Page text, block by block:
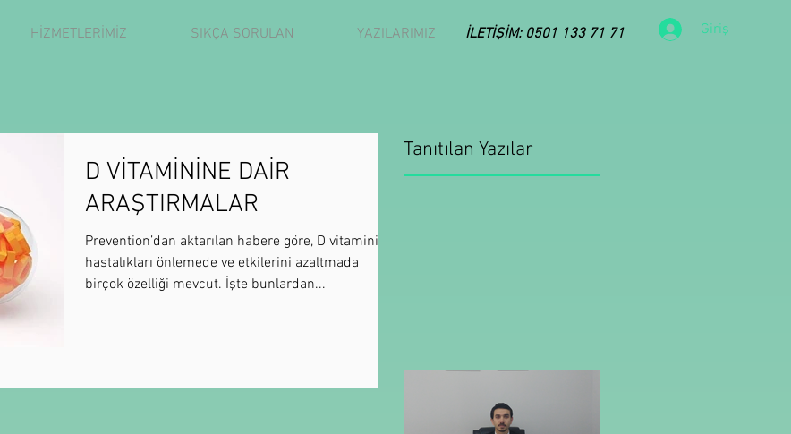
HİZMETLERİMİZ SIKÇA SORULAN YAZILARIMIZ İLETİŞİM: 0501 133 71 71 Giriş
D VİTAMİNİNE DAİR
ARAŞTIRMALAR
Prevention’dan aktarılan habere göre, D vitamininin
hastalıkları önlemede ve etkilerini azaltmada
birçok özelliği mevcut. İşte bunlardan...
Tanıtılan Yazılar